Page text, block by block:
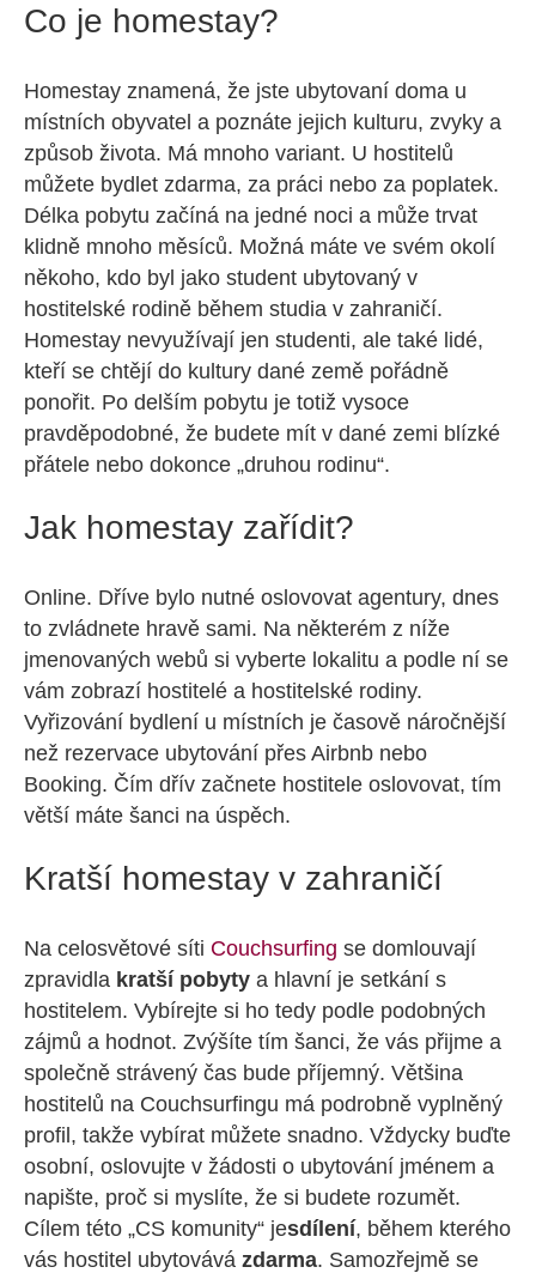
Co je homestay?
Homestay znamená, že jste ubytovaní doma u
místních obyvatel a poznáte jejich kulturu, zvyky a
způsob života. Má mnoho variant. U hostitelů
můžete bydlet zdarma, za práci nebo za poplatek.
Délka pobytu začíná na jedné noci a může trvat
klidně mnoho měsíců. Možná máte ve svém okolí
někoho, kdo byl jako student ubytovaný v
hostitelské rodině během studia v zahraničí.
Homestay nevyužívají jen studenti, ale také lidé,
kteří se chtějí do kultury dané země pořádně
ponořit. Po delším pobytu je totiž vysoce
pravděpodobné, že budete mít v dané zemi blízké
přátele nebo dokonce „druhou rodinu“.
Jak homestay zařídit?
Online. Dříve bylo nutné oslovovat agentury, dnes
to zvládnete hravě sami. Na některém z níže
jmenovaných webů si vyberte lokalitu a podle ní se
vám zobrazí hostitelé a hostitelské rodiny.
Vyřizování bydlení u místních je časově náročnější
než rezervace ubytování přes Airbnb nebo
Booking. Čím dřív začnete hostitele oslovovat, tím
větší máte šanci na úspěch.
Kratší homestay v zahraničí
Na celosvětové síti Couchsurfing se domlouvají
zpravidla kratší pobyty a hlavní je setkání s
hostitelem. Vybírejte si ho tedy podle podobných
zájmů a hodnot. Zvýšíte tím šanci, že vás přijme a
společně strávený čas bude příjemný. Většina
hostitelů na Couchsurfingu má podrobně vyplněný
profil, takže vybírat můžete snadno. Vždycky buďte
osobní, oslovujte v žádosti o ubytování jménem a
napište, proč si myslíte, že si budete rozumět.
Cílem této „CS komunity“ jesdílení, během kterého
vás hostitel ubytovává zdarma. Samozřejmě se